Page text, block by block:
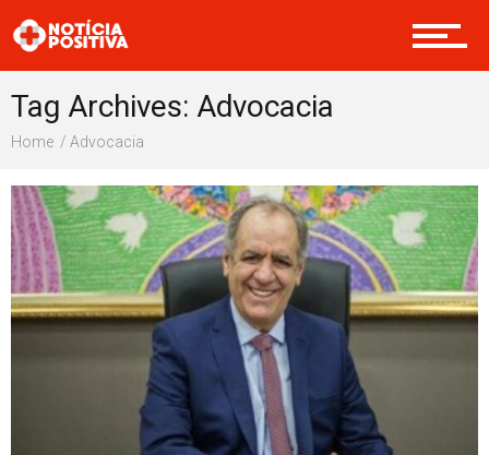
Boas Ações
Tag Archives: Advocacia
Home Advocacia